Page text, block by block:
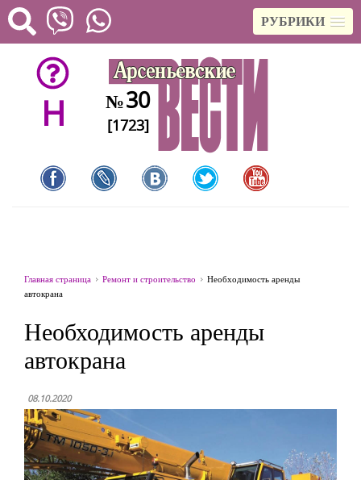
РУБРИКИ
H №30
[1723]
Главная страница Ремонт и строительство
Необходимость аренды
автокрана
Необходимость аренды
автокрана
08.10.2020